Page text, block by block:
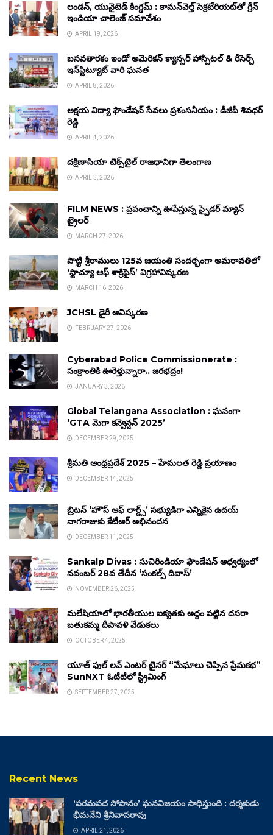
లండన్, యునైటెడ్ కింగ్డమ్ : కామన్‌వెల్త్ సెక్రటేరియట్‌తో గ్రీన్
ఇండియా చాలెంజ్ సమావేశం
APRIL 19, 2026
బసవతారకం ఇండో అమెరికన్ క్యాన్సర్ హాస్పిటల్ & రీసెర్చ్
ఇన్‌స్టిట్యూట్ వారి ఘనత
APRIL 8, 2026
అక్షయ విద్యా ఫౌండేషన్ సేవలు ప్రశంసనీయం : డీజీపీ శివధర్
రెడ్డి
APRIL 4, 2026
దక్షిణాసియా టెక్స్‌టైల్ రాజధానిగా తెలంగాణ
APRIL 3, 2026
FILM NEWS : ప్రపంచాన్ని ఊపేస్తున్న స్పైడర్ మ్యాన్
ట్రైలర్
MARCH 27, 2026
పొట్టి శ్రీరాములు 125వ జయంతి సందర్భంగా అమరావతిలో
‘స్టాచ్యూ ఆఫ్ శాక్రిఫైస్’ విగ్రహావిష్కరణ
MARCH 16, 2026
JCHSL డైరీ ఆవిష్కరణ
FEBRUARY 27, 2026
Cyberabad Police Commissionerate :
సంక్రాంతికి ఊరెళ్తున్నారా.. జరభద్రం!
JANUARY 3, 2026
Global Telangana Association : ఘనంగా
‘GTA మెగా కన్వెన్షన్ 2025’
DECEMBER 29, 2025
శ్రీమతి ఆంధ్రప్రదేశ్ 2025 – హేమలత రెడ్డి ప్రయాణం
DECEMBER 14, 2025
బ్రిటన్ ‘హౌస్ ఆఫ్ లార్డ్స్’ సభ్యుడిగా ఎన్నికైన ఉదయ్
నాగరాజుకు కేటీఆర్ అభినందన
DECEMBER 11, 2025
Sankalp Divas : సుచిరిండియా ఫౌండేషన్ ఆధ్వర్యంలో
నవంబర్ 28వ తేదీన ‘సంకల్ప్ దివాస్’
NOVEMBER 26, 2025
మలేషియాలో భారతీయుల ఐక్యతకు అద్దం పట్టిన దసరా
బతుకమ్మ దీపావళి వేడుకలు
OCTOBER 4, 2025
యూత్ ఫుల్ లవ్ ఎంటర్ టైనర్ “మేఘాలు చెప్పిన ప్రేమకథ”
SunNXT ఓటీటీలో స్ట్రీమింగ్
SEPTEMBER 27, 2025
Recent News
‘పరమపద సోపానం’ ఘనవిజయం సాధిస్తుంది : దర్శకుడు
భీమనేని శ్రీనివాసరావు
APRIL 21, 2026